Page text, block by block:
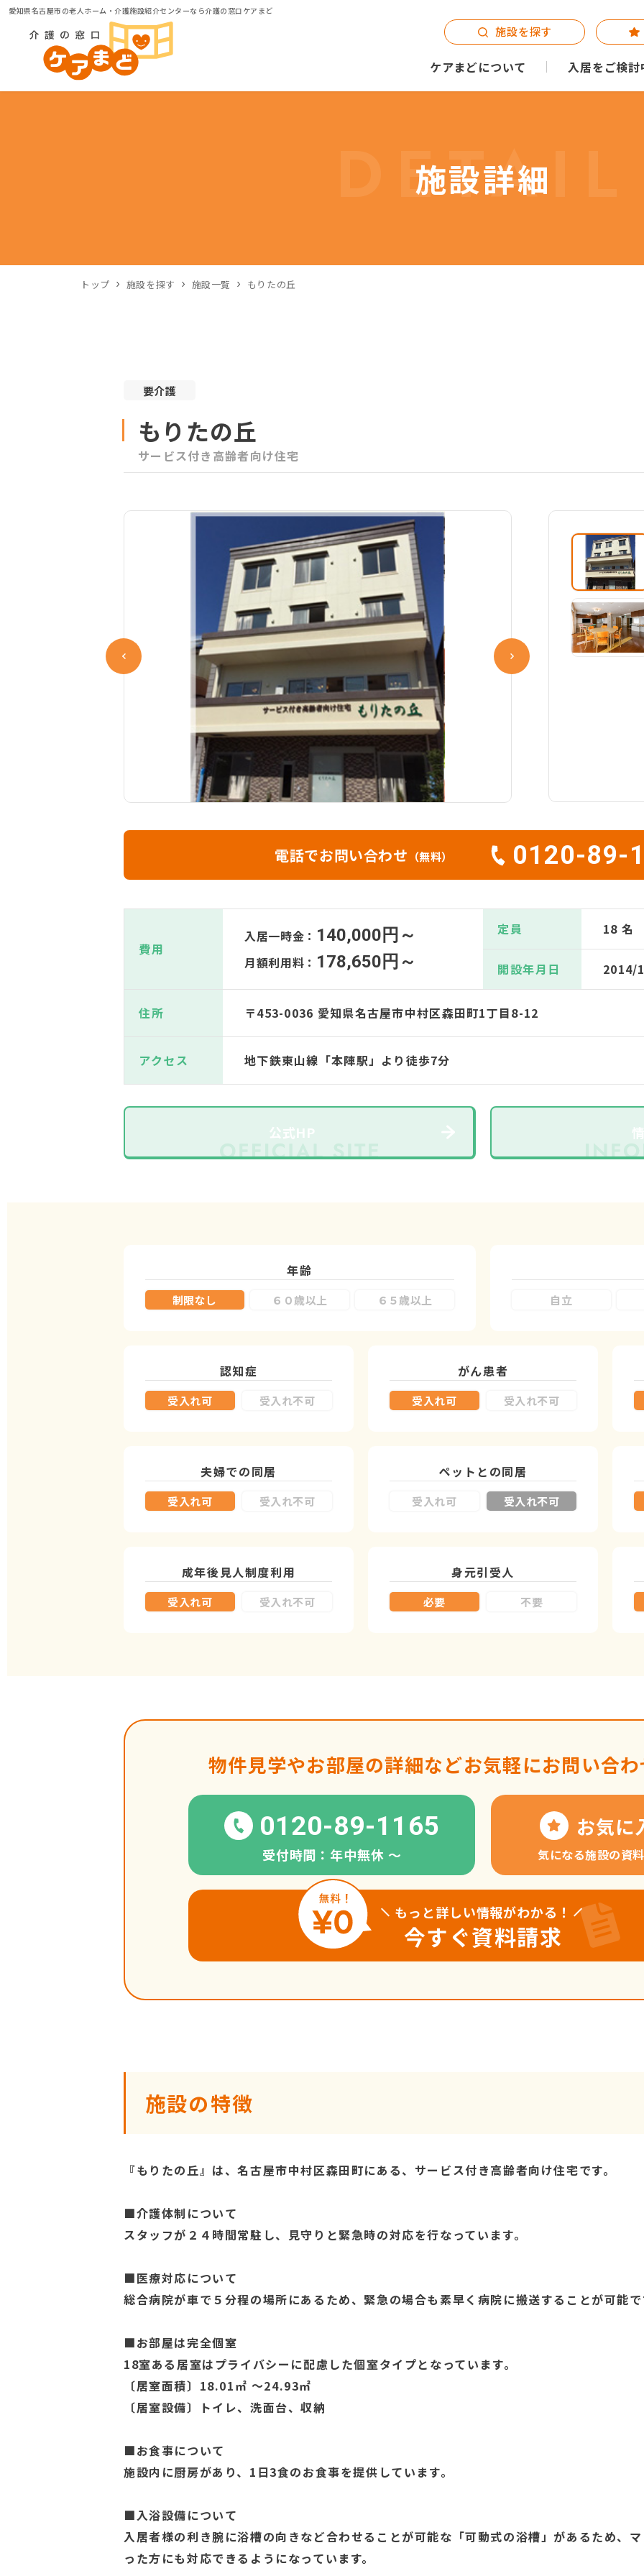
愛知県名古屋市の老人ホーム・介護施設紹介センターなら介護の窓口ケアまど
ケアまどについて 入居をご検
施設を探す
DETAIL
施設詳細
トップ 施設を探す 施設一覧 もりたの丘
要介護
もりたの丘
サービス付き高齢者向け住宅
電話でお問い合わせ （無料） 0120-89-
費用
入居一時金： 140,000円～
月額利用料： 178,650円～
定員 18 名
開設年月日 2014/
住所 〒453-0036 愛知県名古屋市中村区森田町1丁目8-12
アクセス 地下鉄東山線「本陣駅」より徒歩7分
公式HP
年齢
制限なし ６０歳以上 ６５歳以上 自立
認知症
受入れ可 受入れ不可
がん患者
受入れ可 受入れ不可
夫婦での同居
受入れ可 受入れ不可
ペットとの同居
受入れ可 受入れ不可
成年後見人制度利用
受入れ可 受入れ不可
身元引受人
必要 不要
物件見学やお部屋の詳細などお気軽にお問い合
0120-89-1165
受付時間：年中無休 〜
お気に
気になる施設の資
もっと詳しい情報がわかる！
今すぐ資料請求
施設の特徴
『もりたの丘』は、名古屋市中村区森田町にある、サービス付き高齢者向け住宅です。
■介護体制について
スタッフが２４時間常駐し、見守りと緊急時の対応を行なっています。
■医療対応について
総合病院が車で５分程の場所にあるため、緊急の場合も素早く病院に搬送することが可能
■お部屋は完全個室
18室ある居室はプライバシーに配慮した個室タイプとなっています。
〔居室面積〕18.01㎡ 〜24.93㎡
〔居室設備〕トイレ、洗面台、収納
■お食事について
施設内に厨房があり、1日3食のお食事を提供しています。
■入浴設備について
入居者様の利き腕に浴槽の向きなど合わせることが可能な「可動式の浴槽」があるため、
った方にも対応できるようになっています。